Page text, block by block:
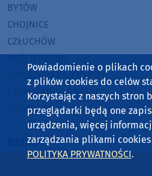
BYTÓW
CHOJNICE
CZŁUCHÓW
KOŚCIERZYNA
SĘPÓLNO KRAJEŃSKIE
STAROGARD GDAŃSKI
TUCHOLA
RADIO
Powiadomienie o plikach
z plików cookies do celów
Korzystając z naszych stron
przeglądarki będą one
urządzenia, więcej
zarządzania plikami cookies
POLITYKA PRYWATNOŚCI.